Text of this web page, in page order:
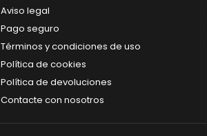
Aviso legal
Pago seguro
Términos y condiciones de uso
Política de cookies
Política de devoluciones
Contacte con nosotros